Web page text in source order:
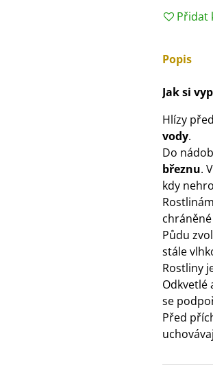
Přidat
Popis
Jak si
Hlízy
vody.
Do
březnu.
kdy
Půdu
stále
Rostliny
Odkvetlé
se
Před